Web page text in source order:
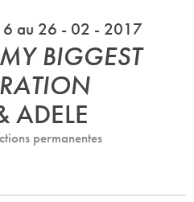
au 26 - 02 - 2017
BIGGEST
ADELE
permanentes